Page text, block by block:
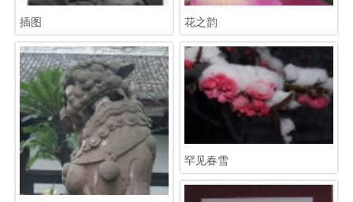
插图 花之韵
罕见春雪